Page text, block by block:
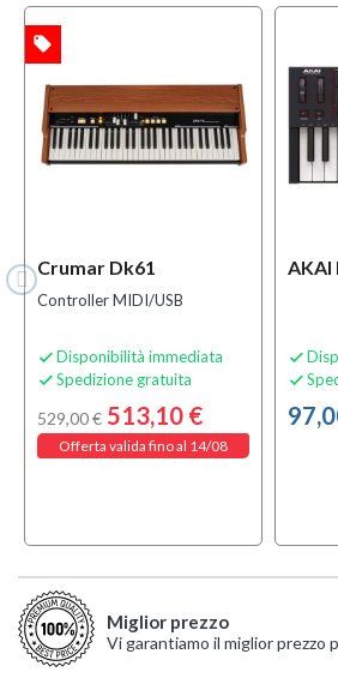
Crumar Dk61
Controller MIDI/USB
 Disponibilità immediata
 Spedizione gratuita
529,00 € 513,10 €
Offerta valida fino al 14/08
local_offer
AKAI


Miglior prezzo
Vi garantiamo il miglior prezzo